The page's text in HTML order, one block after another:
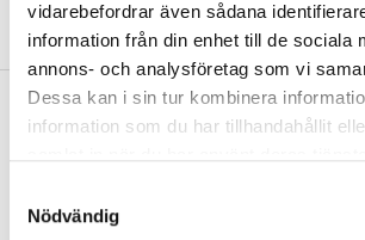
vidarebefordrar även sådana
information från din enhet till de sociala
annons- och analysföretag som vi
Dessa kan i sin tur kombinera
information som du har tillhandahållit
Nödvändig
Här är det stora felet med
skolan och npf-diagnoser
nyckeln
”Vi behöver fler
forskar”
förskolläraren och specialpedagogen som i